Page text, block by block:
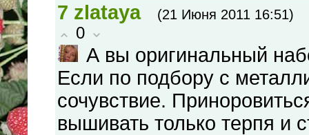
7 zlataya (21 Июня 2011 16:51)
0
А вы оригинальный
Если по подбору с
сочувствие.
вышивать только терпя и